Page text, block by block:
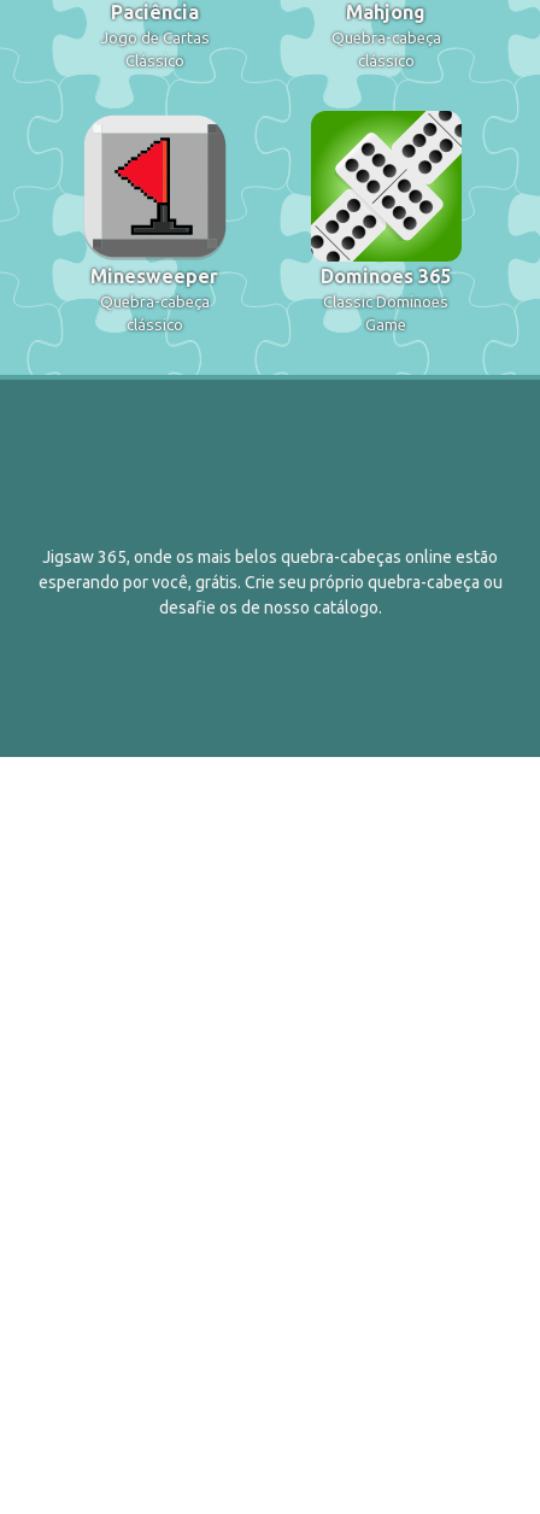
Paciência
Jogo de Cartas
Clássico
Mahjong
Quebra-cabeça
clássico
Minesweeper
Quebra-cabeça
clássico
Dominoes 365
Classic Dominoes
Game
Jigsaw 365, onde os mais belos quebra-cabeças online estão
esperando por você, grátis. Crie seu próprio quebra-cabeça ou
desafie os de nosso catálogo.